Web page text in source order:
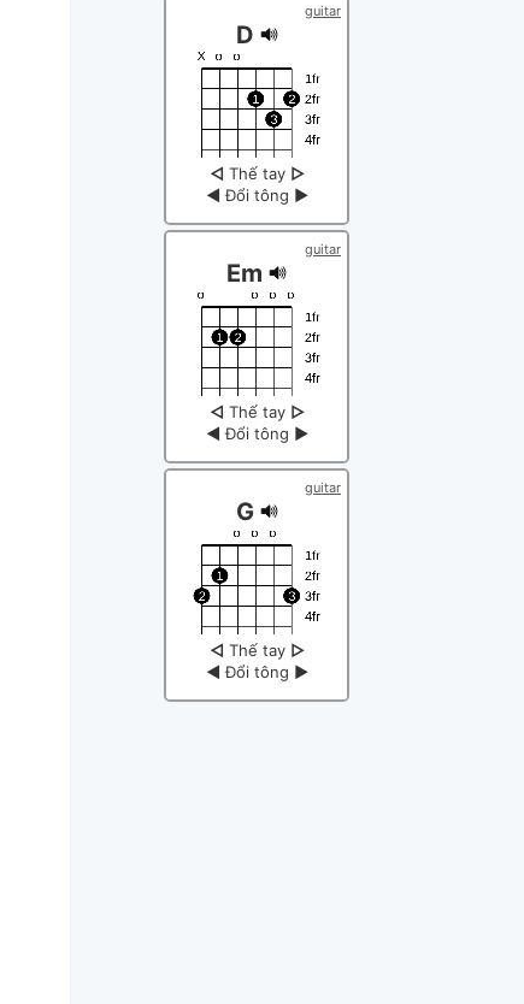
guitar
D
◁ Thế tay ▷
◀ Đổi tông ▶
guitar
Em
◁ Thế tay ▷
◀ Đổi tông ▶
guitar
G
◁ Thế tay ▷
◀ Đổi tông ▶